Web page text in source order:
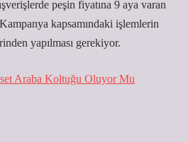
peşin fiyatına 9 aya varan
kapsamındaki işlemlerin
yapılması gerekiyor.
Araba Koltuğu Oluyor Mu